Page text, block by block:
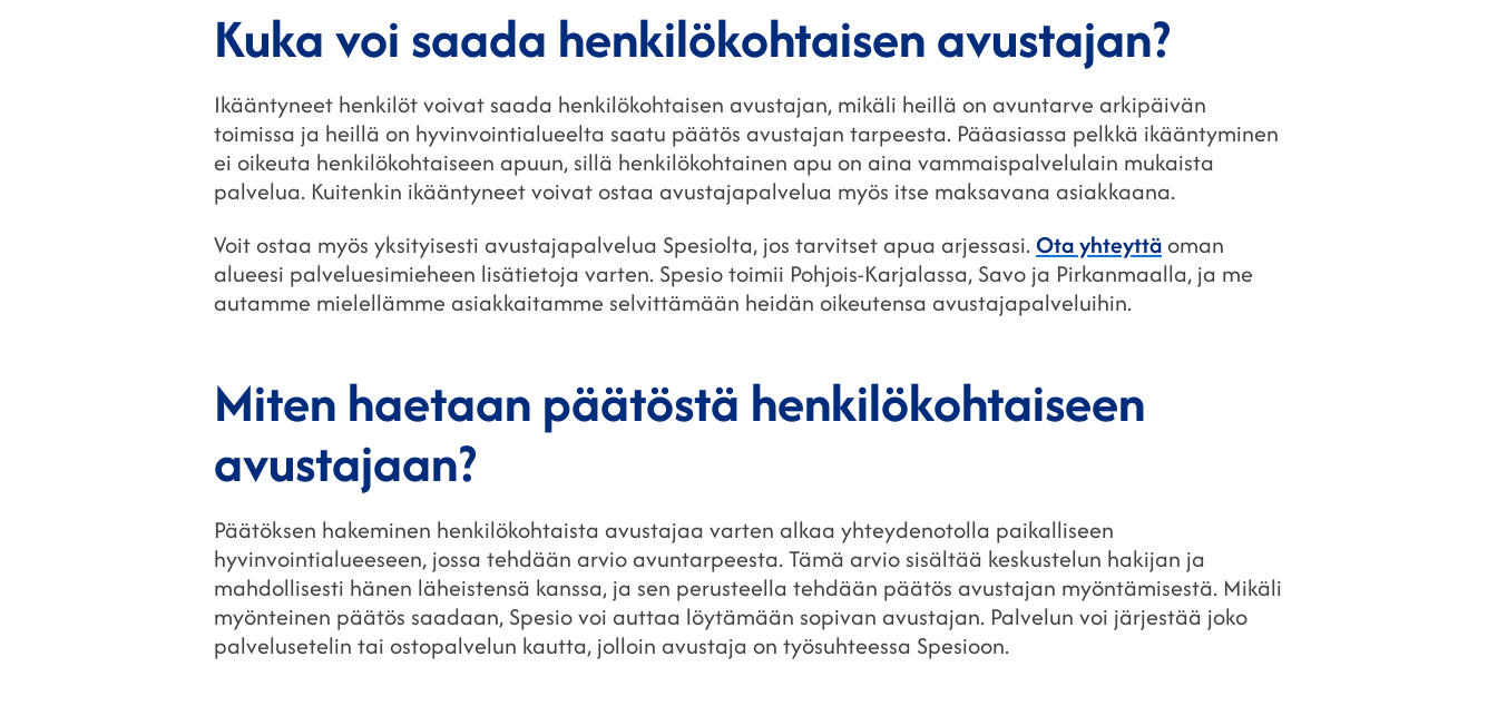
Kuka voi saada henkilökohtaisen avustajan?
Ikääntyneet henkilöt voivat saada henkilökohtaisen avustajan, mikäli heillä on avuntarve arkipäivän
toimissa ja heillä on hyvinvointialueelta saatu päätös avustajan tarpeesta. Pääasiassa pelkkä ikääntyminen
ei oikeuta henkilökohtaiseen apuun, sillä henkilökohtainen apu on aina vammaispalvelulain mukaista
palvelua. Kuitenkin ikääntyneet voivat ostaa avustajapalvelua myös itse maksavana asiakkaana.
Voit ostaa myös yksityisesti avustajapalvelua Spesiolta, jos tarvitset apua arjessasi. Ota yhteyttäoman
alueesi palveluesimieheen lisätietoja varten. Spesio toimii Pohjois-Karjalassa, Savo ja Pirkanmaalla, ja me
autamme mielellämme asiakkaitamme selvittämään heidän oikeutensa avustajapalveluihin.
Miten haetaan päätöstä henkilökohtaiseen
avustajaan?
Päätöksen hakeminen henkilökohtaista avustajaa varten alkaa yhteydenotolla paikalliseen
hyvinvointialueeseen, jossa tehdään arvio avuntarpeesta. Tämä arvio sisältää keskustelun hakijan ja
mahdollisesti hänen läheistensä kanssa, ja sen perusteella tehdään päätös avustajan myöntämisestä. Mikäli
myönteinen päätös saadaan, Spesio voi auttaa löytämään sopivan avustajan. Palvelun voi järjestää joko
palvelusetelin tai ostopalvelun kautta, jolloin avustaja on työsuhteessa Spesioon.